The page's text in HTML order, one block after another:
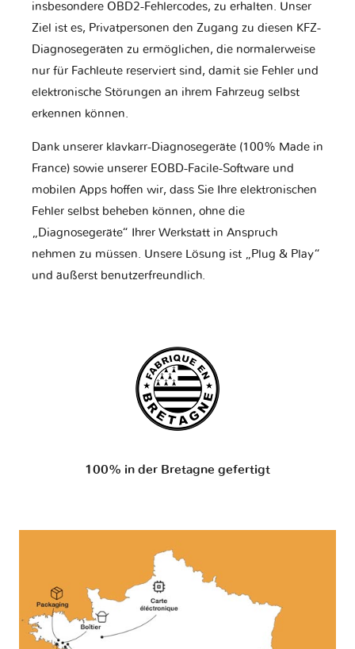
insbesondere OBD2-Fehlercodes, zu erhalten. Unser
Ziel ist es, Privatpersonen den Zugang zu diesen KFZ-
Diagnosegeräten zu ermöglichen, die normalerweise
nur für Fachleute reserviert sind, damit sie Fehler und
elektronische Störungen an ihrem Fahrzeug selbst
erkennen können.
Dank unserer klavkarr-Diagnosegeräte (100% Made in
France) sowie unserer EOBD-Facile-Software und
mobilen Apps hoffen wir, dass Sie Ihre elektronischen
Fehler selbst beheben können, ohne die
„Diagnosegeräte“ Ihrer Werkstatt in Anspruch
nehmen zu müssen. Unsere Lösung ist „Plug & Play“
und äußerst benutzerfreundlich.
100% in der Bretagne gefertigt